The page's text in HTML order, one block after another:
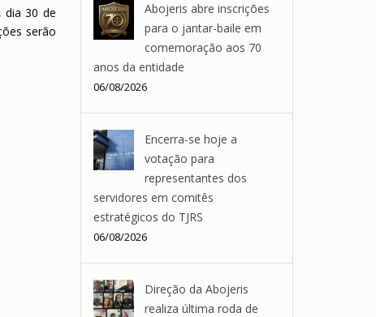
dia 30 de
serão
Abojeris abre inscrições
para o jantar-baile em
comemoração aos 70
anos da entidade
06/08/2026
Encerra-se hoje a
votação para
representantes dos
servidores em comitês
estratégicos do TJRS
06/08/2026
Direção da Abojeris
realiza última roda de